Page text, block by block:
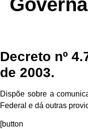
Decreto nº
de 2003.
Dispõe sobre a
Federal e dá outras
[button